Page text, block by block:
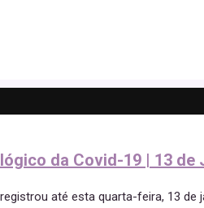
da Covid-19 | 13 de
até esta quarta-feira, 13